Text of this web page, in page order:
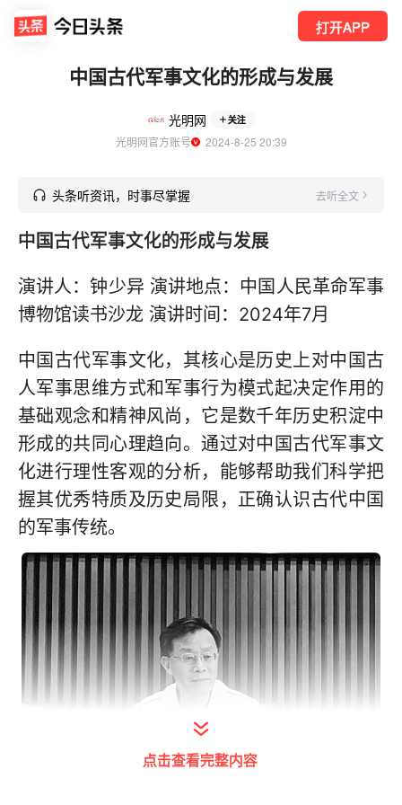
打开APP
中国古代军事文化的形成与发展
光明网 关注
光明网官方账号
  2024-8-25 20:39
头条听资讯，时事尽掌握 去听全文
中国古代军事文化的形成与发展
演讲人：钟少异 演讲地点：中国人民革命军事
博物馆读书沙龙 演讲时间：2024年7月
中国古代军事文化，其核心是历史上对中国古
人军事思维方式和军事行为模式起决定作用的
基础观念和精神风尚，它是数千年历史积淀中
形成的共同心理趋向。通过对中国古代军事文
化进行理性客观的分析，能够帮助我们科学把
握其优秀特质及历史局限，正确认识古代中国
的军事传统。
点击查看完整内容